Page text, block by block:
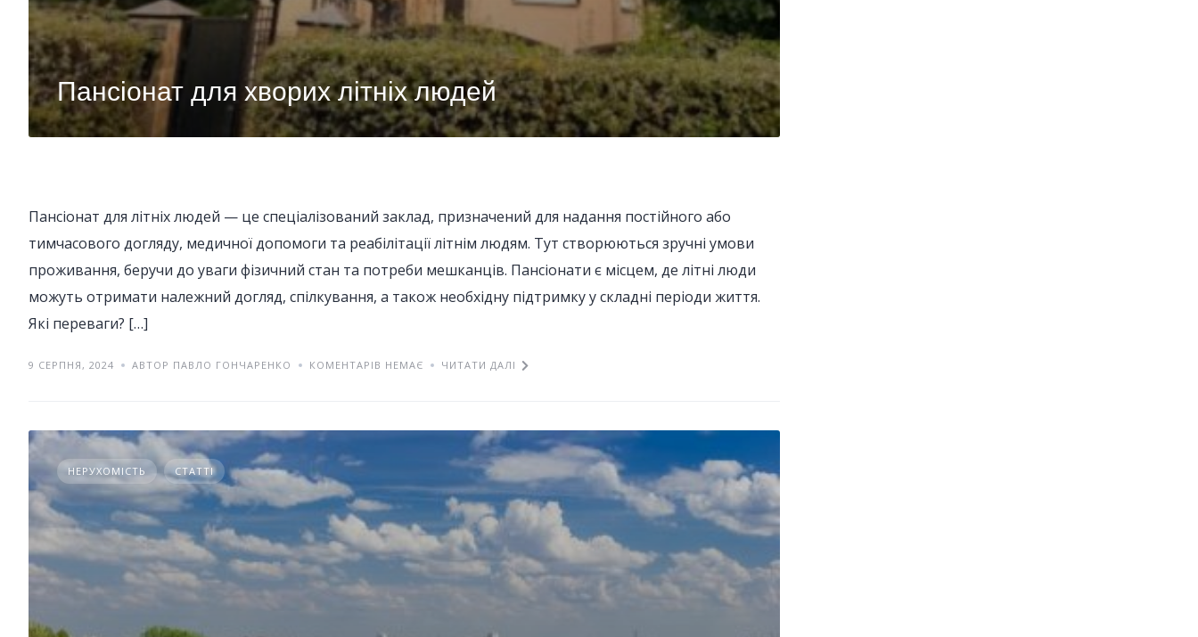
Пансіонат для хворих літніх людей
Пансіонат для літніх людей — це спеціалізований заклад, призначений для надання постійного або
тимчасового догляду, медичної допомоги та реабілітації літнім людям. Тут створюються зручні умови
проживання, беручи до уваги фізичний стан та потреби мешканців. Пансіонати є місцем, де літні люди
можуть отримати належний догляд, спілкування, а також необхідну підтримку у складні періоди життя.
Які переваги? […]
9 СЕРПНЯ, 2024 АВТОР ПАВЛО ГОНЧАРЕНКО КОМЕНТАРІВ НЕМАЄ ЧИТАТИ ДАЛІ
НЕРУХОМІСТЬ СТАТТІ